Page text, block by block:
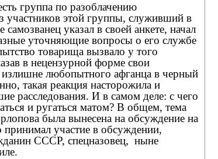
группа по разоблачению
участников этой группы, служивший в
указал в своей анкете, начал
уточняющие вопросы о его службе
товарища вызвало у того
в нецензурной форме свои
любопытного афганца в черный
такая реакция насторожила и
расследования. И в самом деле: с чего
и ругаться матом? В общем, тема
была вынесена на обсуждение на
принимал участие в обсуждении,
СССР, спецназовец, ныне